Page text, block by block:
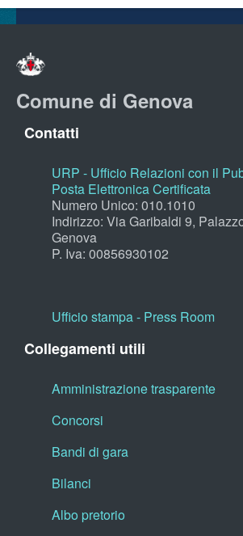
Comune di Genova
Contatti
URP - Ufficio Relazioni con il
Posta Elettronica Certificata
Numero Unico: 010.1010
Indirizzo: Via Garibaldi 9,
Genova
P. Iva: 00856930102
Ufficio stampa - Press Room
Collegamenti utili
Amministrazione trasparente
Concorsi
Bandi di gara
Bilanci
Albo pretorio